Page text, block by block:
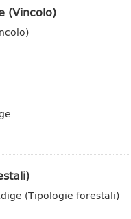
(Vincolo)
(Tipologie forestali)